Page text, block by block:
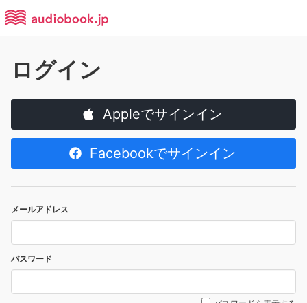
ログイン
Appleでサインイン
Facebookでサインイン
メールアドレス
パスワード